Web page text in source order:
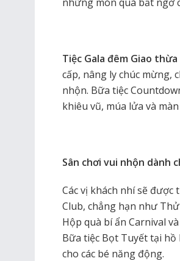
Tiệc Gala đêm Giao
cấp, nâng ly chúc mừng,
nhộn. Bữa tiệc
khiêu vũ, múa lửa và
Sân chơi vui nhộn dành
Các vị khách nhí sẽ
Club, chẳng hạn như
Hộp quà bí ẩn Carnival
Bữa tiệc Bọt Tuyết tại
cho các bé năng động.